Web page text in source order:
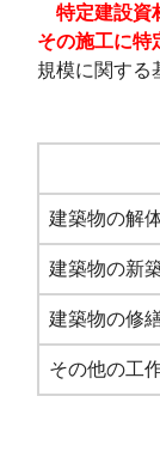
特定建設資
その施工に特
規模に関する
建築物の解
建築物の新
建築物の修
その他の工